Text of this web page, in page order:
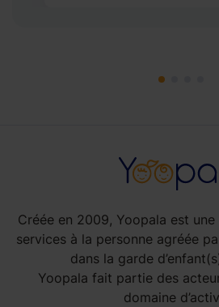
Créée en 2009, Yoopala est
services à la personne agréée
dans la garde
Yoopala fait partie des
domaine